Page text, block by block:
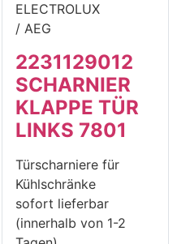
ELECTROLUX
/ AEG
2231129012
SCHARNIER
KLAPPE TÜR
LINKS 7801
Türscharniere für
Kühlschränke
sofort lieferbar
(innerhalb von 1-2